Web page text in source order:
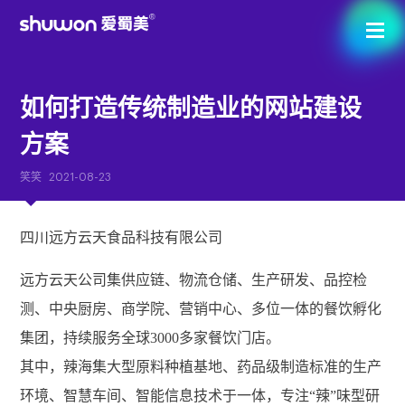
如何打造传统制造业的网站建设
方案
笑笑 2021-08-23
四川远方云天食品科技有限公司
远方云天公司集供应链、物流仓储、⽣产研发、品控检
测、中央厨房、商学院、营销中⼼、多位⼀体的餐饮孵化
集团，持续服务全球3000多家餐饮⻔店。
其中，辣海集大型原料种植基地、药品级制造标准的生产
环境、智慧车间、智能信息技术于一体，专注“辣”味型研